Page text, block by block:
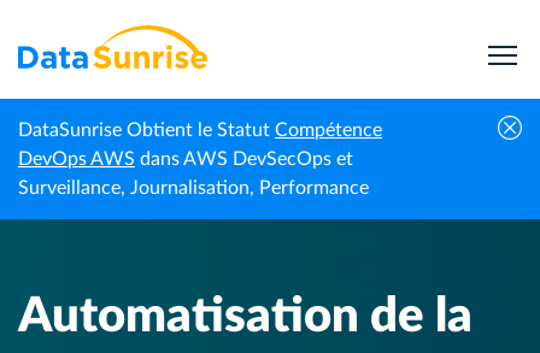
DataSunrise Obtient le Statut Compétence
DevOps AWS dans AWS DevSecOps et
Surveillance, Journalisation, Performance
Accueil
Centre de
connaissances
Automatisation de la Conformité des
Données TiDB
Automatisation de la